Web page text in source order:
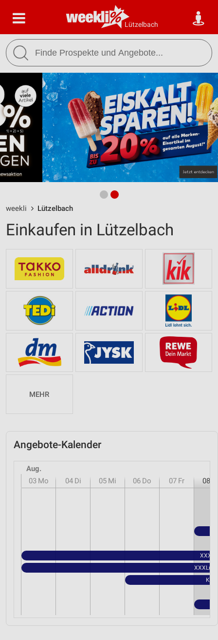
Lützelbach
weekli Lützelbach
Einkaufen in Lützelbach
MEHR
Angebote-Kalender
Aug.
03 Mo 04 Di 05 Mi 06 Do 07 Fr 08
XXXLutz